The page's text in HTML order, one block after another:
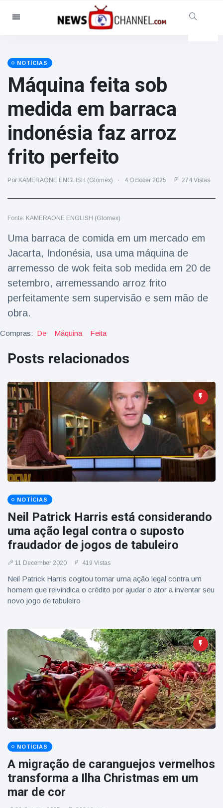
Categorias
Social & Diversão
Cinema & TV
(81)
Desporto
Celebridades
(13938)
Moda e Beleza
(122)
Comida e bebida
Jogos
(160)
Notícias mais recentes
algemas do
celebram o
baixas terras no
zoológico do
Reino Unido em 14
anos
Homem da Flórida
preso após lançar
fogos de artifício
de um carro em
movimento
16 July 173 Vistas
NOTÍCIAS
Máquina feita sob
medida em barraca
indonésia faz arroz
frito perfeito
Por KAMERAONE ENGLISH (Glomex) 4 October 2025 274 Vistas
Fonte: KAMERAONE ENGLISH (Glomex)
Uma barraca de comida em um mercado em
Jacarta, Indonésia, usa uma máquina de
arremesso de wok feita sob medida em 20 de
setembro, arremessando arroz frito
perfeitamente sem supervisão e sem mão de
obra.
Compras: De Máquina Feita
Posts relacionados
NOTÍCIAS
Neil Patrick Harris está considerando
uma ação legal contra o suposto
fraudador de jogos de tabuleiro
11 December 2020 419 Vistas
Neil Patrick Harris cogitou tomar uma ação legal contra um
homem que reivindica o crédito por ajudar o ator a inventar seu
novo jogo de tabuleiro
NOTÍCIAS
A migração de caranguejos vermelhos
transforma a Ilha Christmas em um
mar de cor